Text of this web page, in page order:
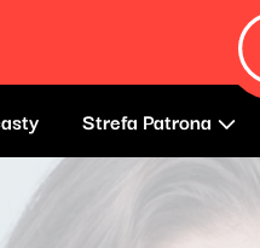
Strefa Patrona